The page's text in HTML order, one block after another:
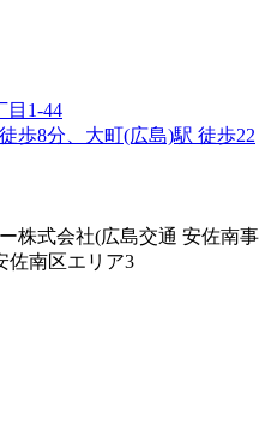
目1-44
歩8分、大町(広島)駅 徒歩22
株式会社(広島交通 安佐南事
佐南区エリア3